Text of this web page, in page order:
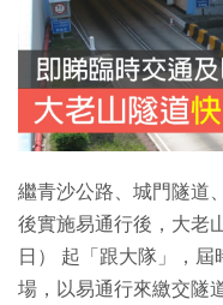
繼青沙公路、城門隧道
後實施易通行後，大老
日） 起「跟大隊」，
場，以易通行來繳交隧